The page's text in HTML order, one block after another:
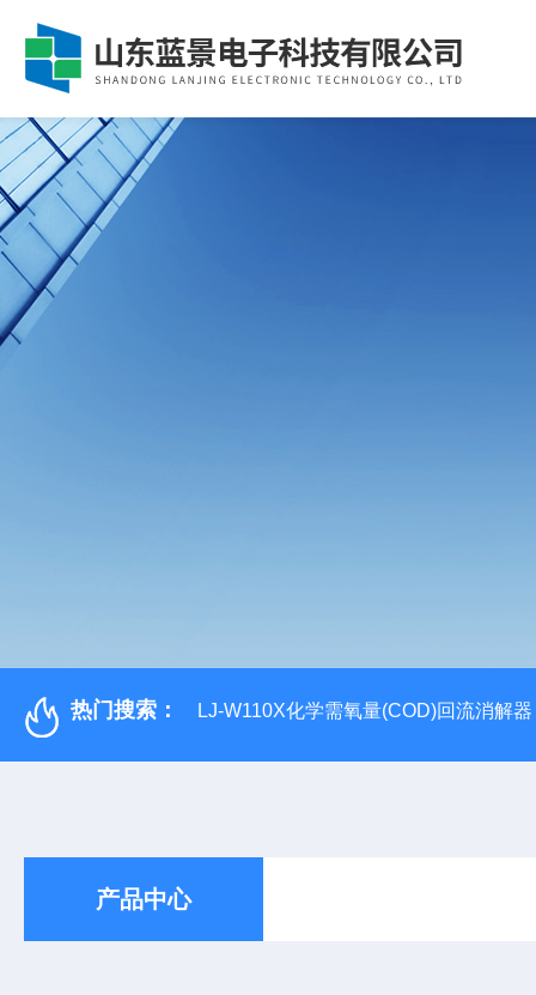
热门搜索： LJ-W110X化学需氧量(COD)回流消解器
产品中心